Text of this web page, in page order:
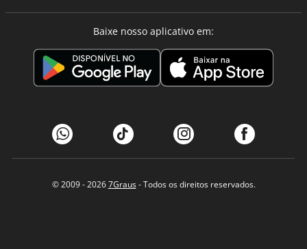
Baixe nosso aplicativo em:
© 2009 - 20267Graus- Todos os direitos reservados.